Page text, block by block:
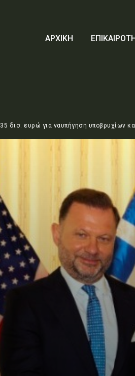
ΑΡΧΙΚΗ
δισ. ευρώ για ναυπήγηση υποβρυχίων